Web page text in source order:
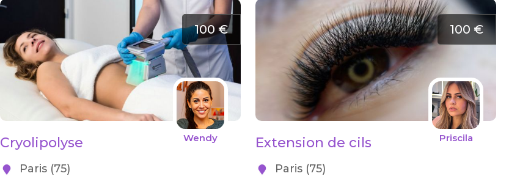
100 €
Wendy
Cryolipolyse
Paris (75)
100 €
Priscila
Extension de cils
Paris (75)